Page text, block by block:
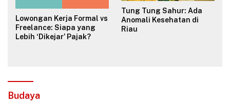
Lowongan Kerja Formal vs
Freelance: Siapa yang
Lebih ‘Dikejar’ Pajak?
Tung Tung Sahur: Ada
Anomali Kesehatan di
Riau
Budaya